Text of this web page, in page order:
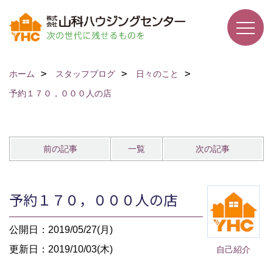
ホーム スタッフブログ
日々のこと
予約１７０，０００人の店
前の記事 一覧 次の記事
自己紹介
予約１７０，０００人の店
公開日：2019/05/27(月)
更新日：2019/10/03(木)